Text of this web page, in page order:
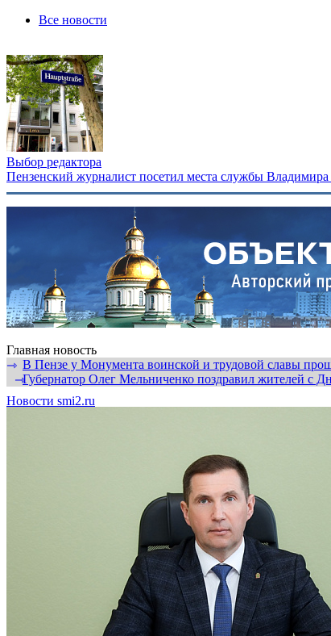
Все новости
Выбор редактора
Пензенский журналист посетил места службы
Главная новость
⇾ В Пензе у Монумента воинской и трудовой славы
⇾Губернатор Олег Мельниченко поздравил жителей с
Новости smi2.ru